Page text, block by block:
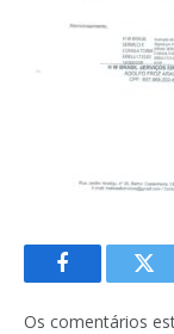
Facebook
Os comentários